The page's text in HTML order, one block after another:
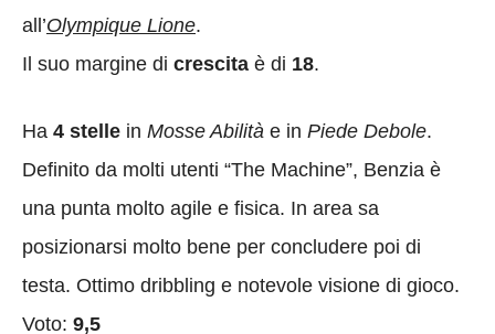
all’Olympique Lione.
Il suo margine di crescita è di 18.
Ha 4 stelle in Mosse Abilità e in Piede Debole.
Definito da molti utenti “The Machine”, Benzia è
una punta molto agile e fisica. In area sa
posizionarsi molto bene per concludere poi di
testa. Ottimo dribbling e notevole visione di gioco.
Voto: 9,5